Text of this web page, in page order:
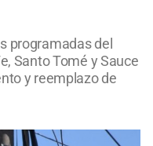
programadas del
Santo Tomé y Sauce
y reemplazo de